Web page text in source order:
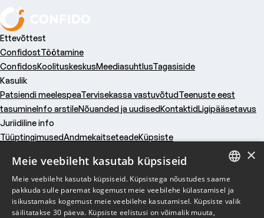
Ettevõttest
ConfidostTöötamine
ConfidosKoolituskeskusMeediasuhtlusTagasiside
Kasulik
Patsiendi meelespeaTervisekassa vastuvõtudTeenuste eest
tasumineInfo arstileNõuanded ja uudisedKontaktidLigipääsetavus
Juriidiline info
TüüptingimusedAndmekaitseteadeKüpsiste
Kasulik
Juriidiline info
ESTONIAN
×
Meie veebileht kasutab küpsiseid
Meie veebileht kasutab küpsiseid. Küpsistega nõustudes saame
pakkuda sulle paremat kogemust meie veebilehe külastamisel ja
isikustamaks kogemust meie veebilehe kasutamisel. Küpsiste valik
säilitatakse 30 päeva. Küpsiste eelistusi on võimalik muuta,